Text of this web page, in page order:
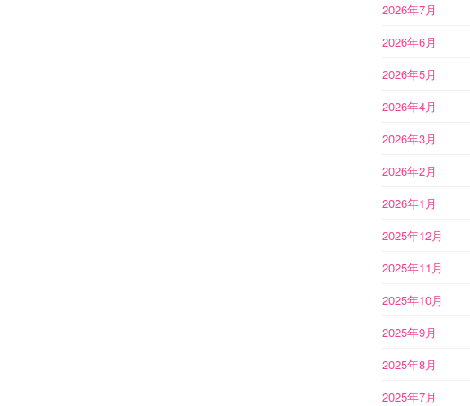
2026年7月
2026年6月
2026年5月
2026年4月
2026年3月
2026年2月
2026年1月
2025年12月
2025年11月
2025年10月
2025年9月
2025年8月
2025年7月